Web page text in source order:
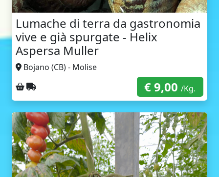
Lumache di terra da gastronomia
vive e già spurgate - Helix
Aspersa Muller
Bojano (CB) - Molise
Ritiro sul posto
Spedizione con corriere € 9,00/Kg.